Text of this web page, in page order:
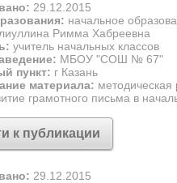
29.12.2015
начальное
Римма Хабреевна
учитель начальных классов
МБОУ "СОШ № 67"
пункт: г Казань
материала: методическая
грамотного письма в
к публикации
29.12.2015